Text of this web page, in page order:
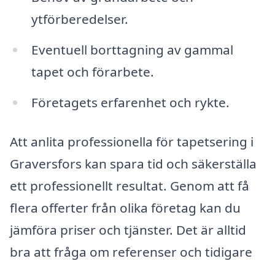
ytförberedelser.
Eventuell borttagning av gammal
tapet och förarbete.
Företagets erfarenhet och rykte.
Att anlita professionella för tapetsering i
Graversfors kan spara tid och säkerställa
ett professionellt resultat. Genom att få
flera offerter från olika företag kan du
jämföra priser och tjänster. Det är alltid
bra att fråga om referenser och tidigare